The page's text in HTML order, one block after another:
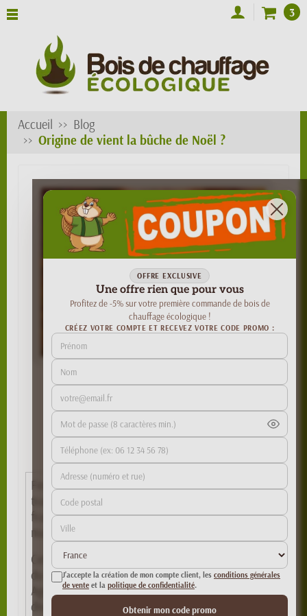
3
Accueil
Blog
Origine de vient la bûche de Noël ?
Origine de vient la
bûche de Noël ?
By yllen
Finir son repas de Noël par unebûche, est une
tradition culinaire dans la plupart des pays
francophones (France, Belgique, Québec, Suisse)
mais aussi au Liban et au Vietnam.
Cette tradition est dérivée du rite de la célébration
du solstice d’hiver, coutume remontant au Moyen-
Age répandue dans toute l’Europe et héritée de
divers rites païens.
OFFRE EXCLUSIVE
Une offre rien que pour vous
Profitez de -5% sur votre première commande de bois de
chauffage écologique !
CRÉEZ VOTRE COMPTE ET RECEVEZ VOTRE CODE PROMO :
J'accepte la création de mon compte client, les conditions générales
de vente et la politique de confidentialité.
Obtenir mon code promo